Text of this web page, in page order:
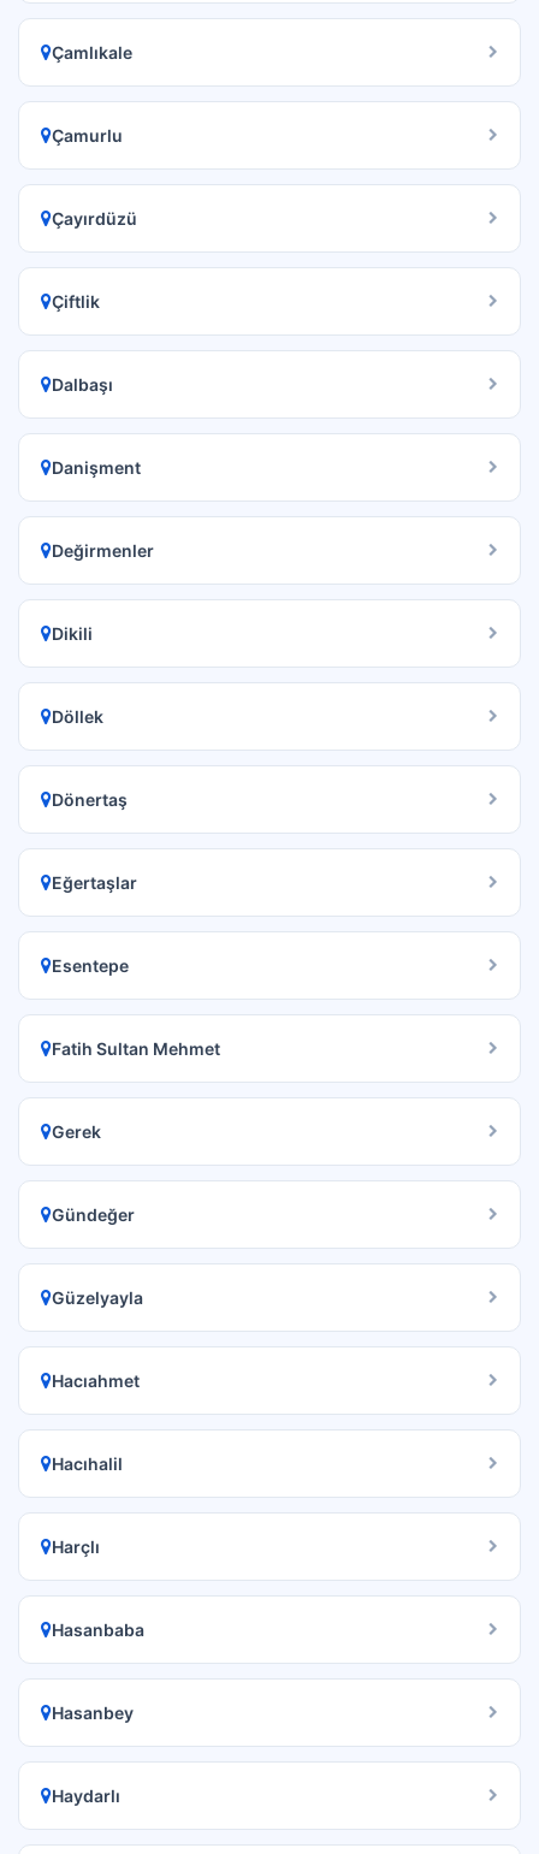
Çamlıkale
Çamurlu
Çayırdüzü
Çiftlik
Dalbaşı
Danişment
Değirmenler
Dikili
Döllek
Dönertaş
Eğertaşlar
Esentepe
Fatih Sultan Mehmet
Gerek
Gündeğer
Güzelyayla
Hacıahmet
Hacıhalil
Harçlı
Hasanbaba
Hasanbey
Haydarlı